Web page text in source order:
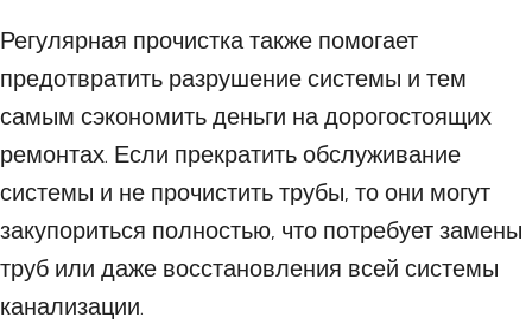
Регулярная прочистка также помогает
предотвратить разрушение системы и тем
самым сэкономить деньги на дорогостоящих
ремонтах. Если прекратить обслуживание
системы и не прочистить трубы, то они могут
закупориться полностью, что потребует замены
труб или даже восстановления всей системы
канализации.